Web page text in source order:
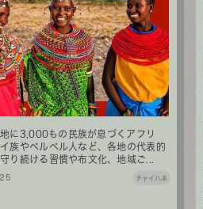
に3,000もの民族が息づくアフリ
族やベルベル人など、各地の代表的
り続ける習慣や布文化、地域ご...
チャイハネ